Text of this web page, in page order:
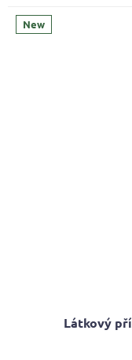
New
Látkový